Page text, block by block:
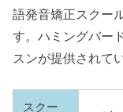
語発音矯正スクー
す。ハミングバー
スンが提供されて
スクー